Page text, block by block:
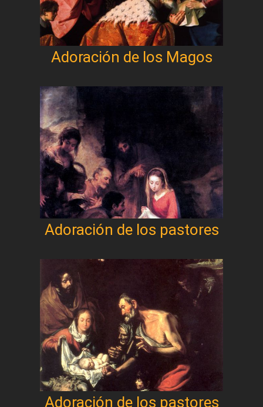
Adoración de los Magos
Adoración de los pastores
Adoración de los pastores